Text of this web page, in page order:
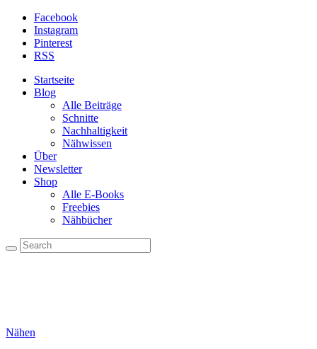
Facebook
Instagram
Pinterest
RSS
Startseite
Blog
Alle Beiträge
Schnitte
Nachhaltigkeit
Nähwissen
Über
Newsletter
Shop
Alle E-Books
Freebies
Nähbücher
Nähen